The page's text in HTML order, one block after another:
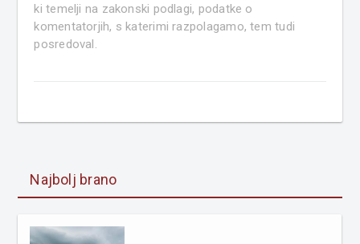
ki temelji na zakonski podlagi, podatke o
komentatorjih, s katerimi razpolagamo, tem tudi
posredoval.
Najbolj brano